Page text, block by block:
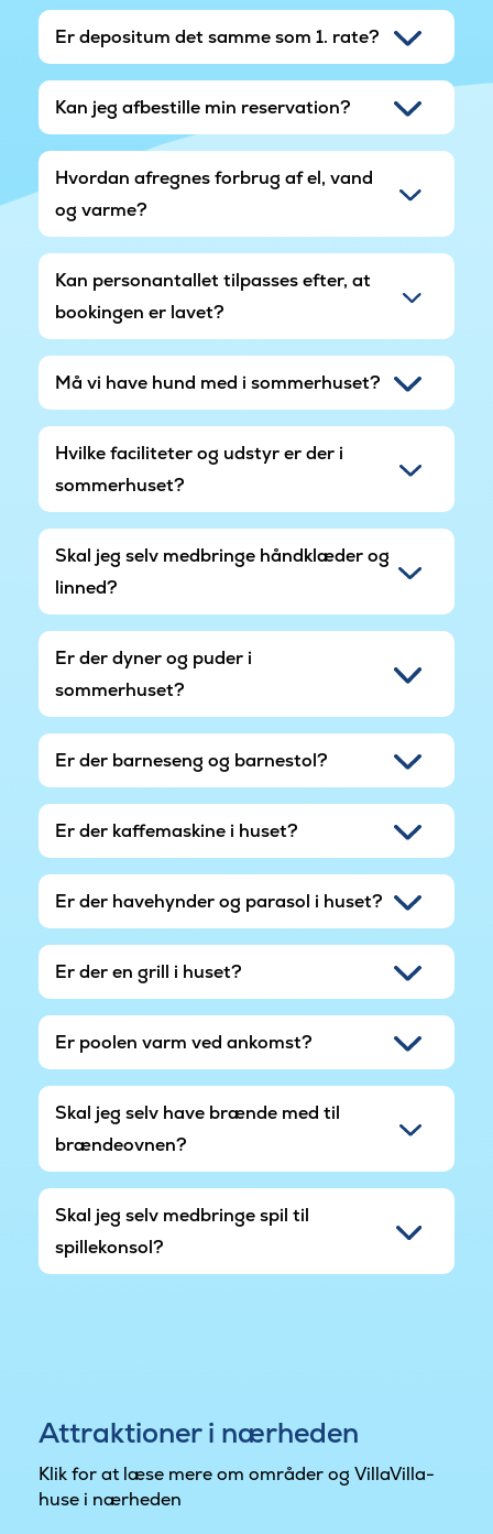
Er depositum det samme som 1. rate?
Kan jeg afbestille min reservation?
Hvordan afregnes forbrug af el, vand
og varme?
Kan personantallet tilpasses efter, at
bookingen er lavet?
Må vi have hund med i sommerhuset?
Hvilke faciliteter og udstyr er der i
sommerhuset?
Skal jeg selv medbringe håndklæder og
linned?
Er der dyner og puder i
sommerhuset?
Er der barneseng og barnestol?
Er der kaffemaskine i huset?
Er der havehynder og parasol i huset?
Er der en grill i huset?
Er poolen varm ved ankomst?
Skal jeg selv have brænde med til
brændeovnen?
Skal jeg selv medbringe spil til
spillekonsol?
Attraktioner i nærheden
Klik for at læse mere om områder og VillaVilla-
huse i nærheden